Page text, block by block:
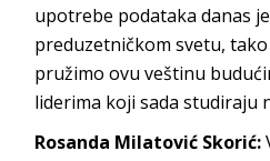
upotrebe podataka danas
preduzetničkom svetu, tako
pružimo ovu veštinu
liderima koji sada studiraju
Rosanda Milatović Skorić: